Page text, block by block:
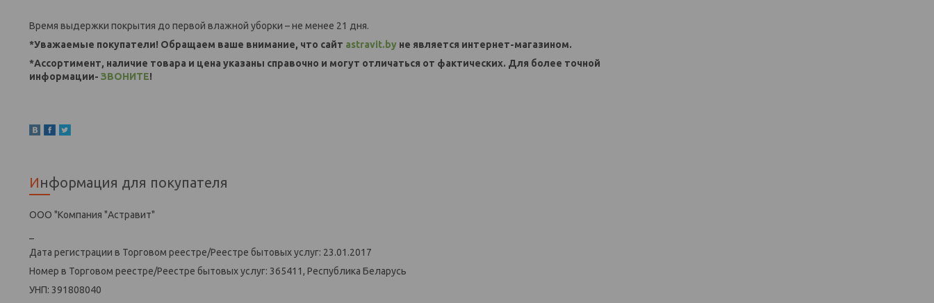
Время выдержки покрытия до первой влажной уборки – не менее 21 дня.
*Уважаемые покупатели! Обращаем ваше внимание, что сайт astravit.by не является интернет-магазином.
*Ассортимент, наличие товара и цена указаны справочно и могут отличаться от фактических. Для более точной
информации- ЗВОНИТЕ!
Информация для покупателя
ООО "Компания "Астравит"
Дата регистрации в Торговом реестре/Реестре бытовых услуг: 23.01.2017
Номер в Торговом реестре/Реестре бытовых услуг: 365411, Республика Беларусь
УНП: 391808040